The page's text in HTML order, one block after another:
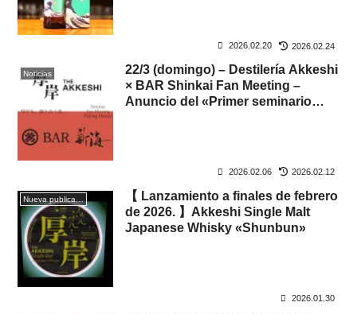
2026.02.20 2026.02.24
Noticias
22/3 (domingo) – Destilería Akkeshi
× BAR Shinkai Fan Meeting –
Anuncio del «Primer seminario
2026.02.06 2026.02.12
Nueva publicación
【 Lanzamiento a finales de febrero
de 2026. 】Akkeshi Single Malt
Japanese Whisky «Shunbun»
2026.01.30